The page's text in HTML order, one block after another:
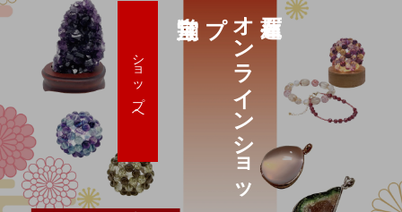
オ
ン
ラ
イ
ン
シ
ョ
ッ
プ
ショップへ